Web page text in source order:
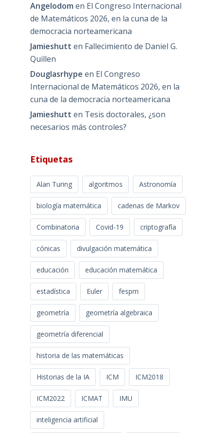
Angelodom en El Congreso Internacional
de Matemáticos 2026, en la cuna de la
democracia norteamericana
Jamieshutt en Fallecimiento de Daniel G.
Quillen
Douglasrhype en El Congreso
Internacional de Matemáticos 2026, en la
cuna de la democracia norteamericana
Jamieshutt en Tesis doctorales, ¿son
necesarios más controles?
Etiquetas
Alan Turing algoritmos Astronomía
biología matemática cadenas de Markov
Combinatoria Covid-19 criptografía
cónicas divulgación matemática
educación educación matemática
estadística Euler fespm
geometría geometría algebraica
geometría diferencial
historia de las matemáticas
Historias de la IA ICM ICM2018
ICM2022 ICMAT IMU
inteligencia artificial